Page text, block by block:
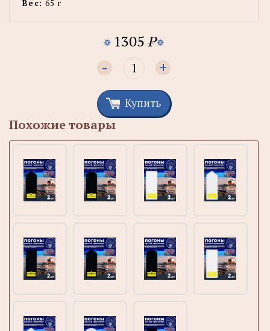
Вес: 65 г
1305 P
- +
Купить
Похожие товары